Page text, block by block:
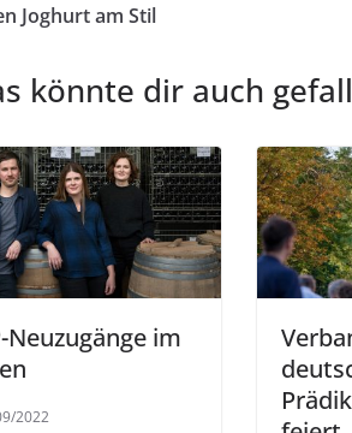
Joghurt am Stil
könnte dir auch
Neuzugänge im
2022